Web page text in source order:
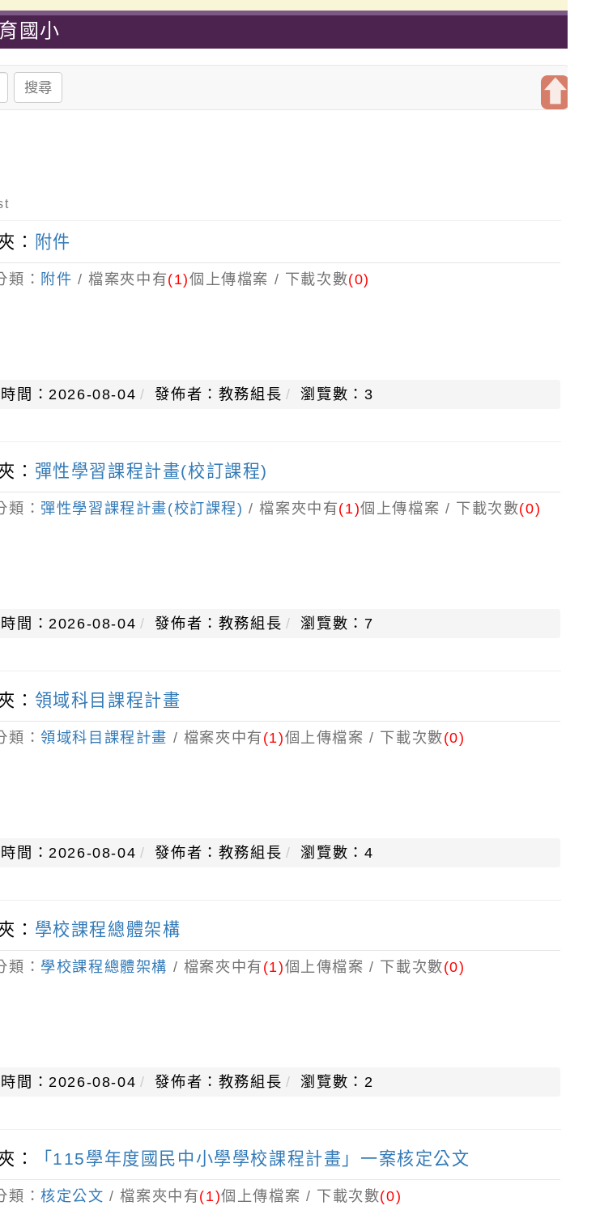
國小
搜尋
： 附件
類： 附件 / 檔案夾中有(1)個上傳檔案 / 下載次數(0)
間：2026-08-04 發佈者：教務組長 瀏覽數：3
： 彈性學習課程計畫(校訂課程)
類： 彈性學習課程計畫(校訂課程) / 檔案夾中有(1)個上傳檔案 / 下載次數(0)
間：2026-08-04 發佈者：教務組長 瀏覽數：7
： 領域科目課程計畫
類：領域科目課程計畫 / 檔案夾中有(1)個上傳檔案 / 下載次數(0)
間：2026-08-04 發佈者：教務組長 瀏覽數：4
： 學校課程總體架構
類： 學校課程總體架構 / 檔案夾中有(1)個上傳檔案 / 下載次數(0)
間：2026-08-04 發佈者：教務組長 瀏覽數：2
： 「115學年度國民中小學學校課程計畫」一案核定公文
類：核定公文 / 檔案夾中有(1)個上傳檔案 / 下載次數(0)